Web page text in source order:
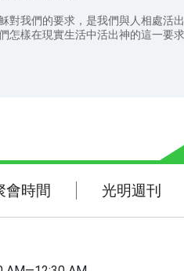
的信心既被試驗，就比那被火試驗
在耶穌基督顯現的時候得著稱讚、榮
得生命的冠冕；這是主應許給那些
對我們的要求，是我們與人相處活
怎樣在現實生活中活出神的這一要求
愛，因為愛能遮掩許多的罪。你們
照所得的恩賜彼此服事，做神百般恩
，潔淨了自己的心，
書1:22） 6.親愛的弟兄啊，我們應當
的，就不認識神，因為神就是愛。
會時間 光明
會時間 光明週刊